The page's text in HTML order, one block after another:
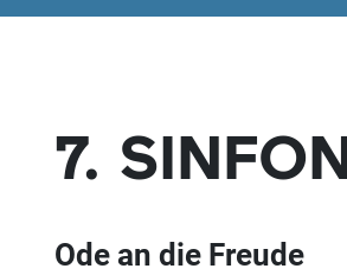
7.
Ode an die Freude